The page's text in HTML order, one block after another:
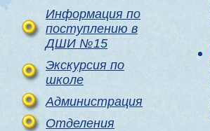
Информация по
поступлению в
ДШИ №15
Экскурсия по
школе
Администрация
Отделения